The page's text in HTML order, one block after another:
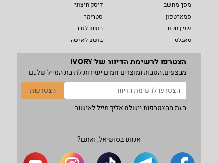
מסך מחשב
סמארטפון
שעון חכם
טאבלט
דיסק חיצוני
סטרימר
בושם לגבר
בושם לאישה
הצטרפו לרשימת הדיוור של IVORY
מבצעים, הטבות ומוצרים חמים ישירות לתיבת המייל שלכם
הצטרפות
בעת ההצטרפות יישלח אליך מייל לאישור
אנחנו בסושיאל, ואתם?